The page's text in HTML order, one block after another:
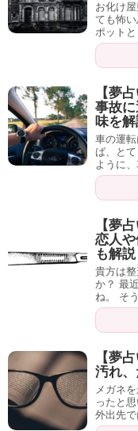
お化け
ても怖
ポット
【夢
事故
味を
車の運
ば、と
ように
【夢
恋人
も解
貴方は
か？ 最
ね。 そ
【夢
汚れ、
メガネ
ったと
外出先